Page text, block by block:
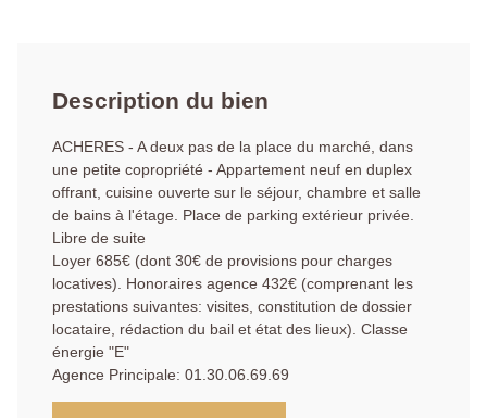
Description du bien
ACHERES - A deux pas de la place du marché, dans
une petite copropriété - Appartement neuf en duplex
offrant, cuisine ouverte sur le séjour, chambre et salle
de bains à l'étage. Place de parking extérieur privée.
Libre de suite
Loyer 685€ (dont 30€ de provisions pour charges
locatives). Honoraires agence 432€ (comprenant les
prestations suivantes: visites, constitution de dossier
locataire, rédaction du bail et état des lieux). Classe
énergie "E"
Agence Principale: 01.30.06.69.69